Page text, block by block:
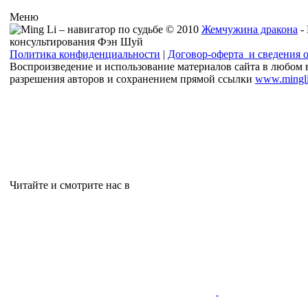
Меню
© 2010 Жемчужина дракона -
консультирования Фэн Шуй
Политика конфиденциальности | Договор-оферта и сведения
Воспроизведение и использование материалов сайта в любом
разрешения авторов и сохранением прямой ссылки
Читайте и смотрите нас в